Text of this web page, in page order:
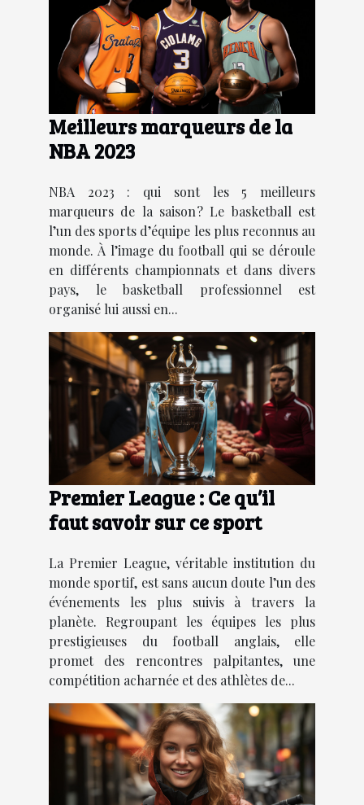
Meilleurs marqueurs de la
NBA 2023
NBA 2023 : qui sont les 5 meilleurs
marqueurs de la saison ? Le basketball est
l’un des sports d’équipe les plus reconnus au
monde. À l’image du football qui se déroule
en différents championnats et dans divers
pays, le basketball professionnel est
organisé lui aussi en...
Premier League : Ce qu’il
faut savoir sur ce sport
La Premier League, véritable institution du
monde sportif, est sans aucun doute l’un des
événements les plus suivis à travers la
planète. Regroupant les équipes les plus
prestigieuses du football anglais, elle
promet des rencontres palpitantes, une
compétition acharnée et des athlètes de...